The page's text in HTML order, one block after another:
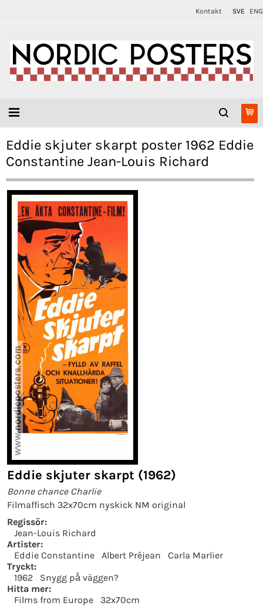
Kontakt SVE ENG
Eddie skjuter skarpt poster 1962 Eddie
Constantine Jean-Louis Richard
Eddie skjuter skarpt (1962)
Bonne chance Charlie
Filmaffisch 32x70cm nyskick NM original
Regissör:
Jean-Louis Richard
Artister:
Eddie Constantine
Albert Préjean
Carla Marlier
Tryckt:
1962
Snygg på väggen?
Hitta mer:
Films from Europe
32x70cm